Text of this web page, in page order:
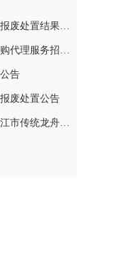
洪江市供水有限公司设备资产报废处置结果公示
洪江市安江幼儿园食堂食材采购代理服务招标遴选公告
告
废处置公告
洪江市人民政府关于2026年洪江市传统龙舟赛活动期间临时管制无人机等“低慢小”航空器的通告